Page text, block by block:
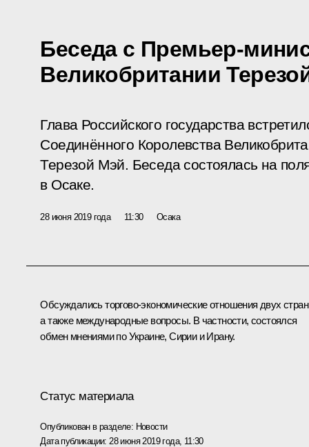
Беседа с Премьер-
Великобритании
Глава Российского государства
Соединённого Королевства
Терезой Мэй. Беседа состоялась на
в Осаке.
28 июня 2019 года 11:30 Осака
Обсуждались торгово-экономические отношения двух
а также международные вопросы. В частности, состоялся
обмен мнениями по Украине, Сирии и Ирану.
Статус материала
Опубликован в разделе: Новости
Дата публикации: 28 июня 2019 года, 11:30